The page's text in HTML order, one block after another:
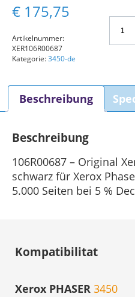
€ 175,75
Xerox
Artikelnummer:
XER106R00687
Kategorie:3450-de
Beschreibung
Beschreibung
106R00687 – Original
schwarz für Xerox
5.000 Seiten bei 5 %
Kompatibilitat
Xerox PHASER 3450